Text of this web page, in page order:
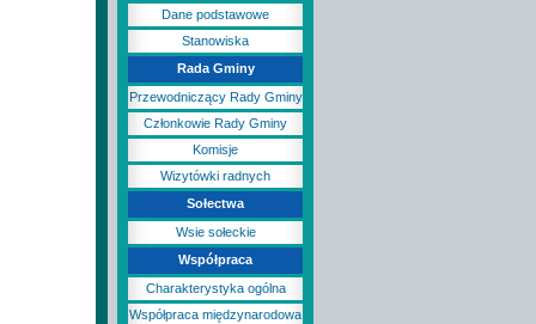
Dane podstawowe
Stanowiska
Rada Gminy
Przewodniczący Rady Gminy
Członkowie Rady Gminy
Komisje
Wizytówki radnych
Sołectwa
Wsie sołeckie
Współpraca
Charakterystyka ogólna
Współpraca międzynarodowa